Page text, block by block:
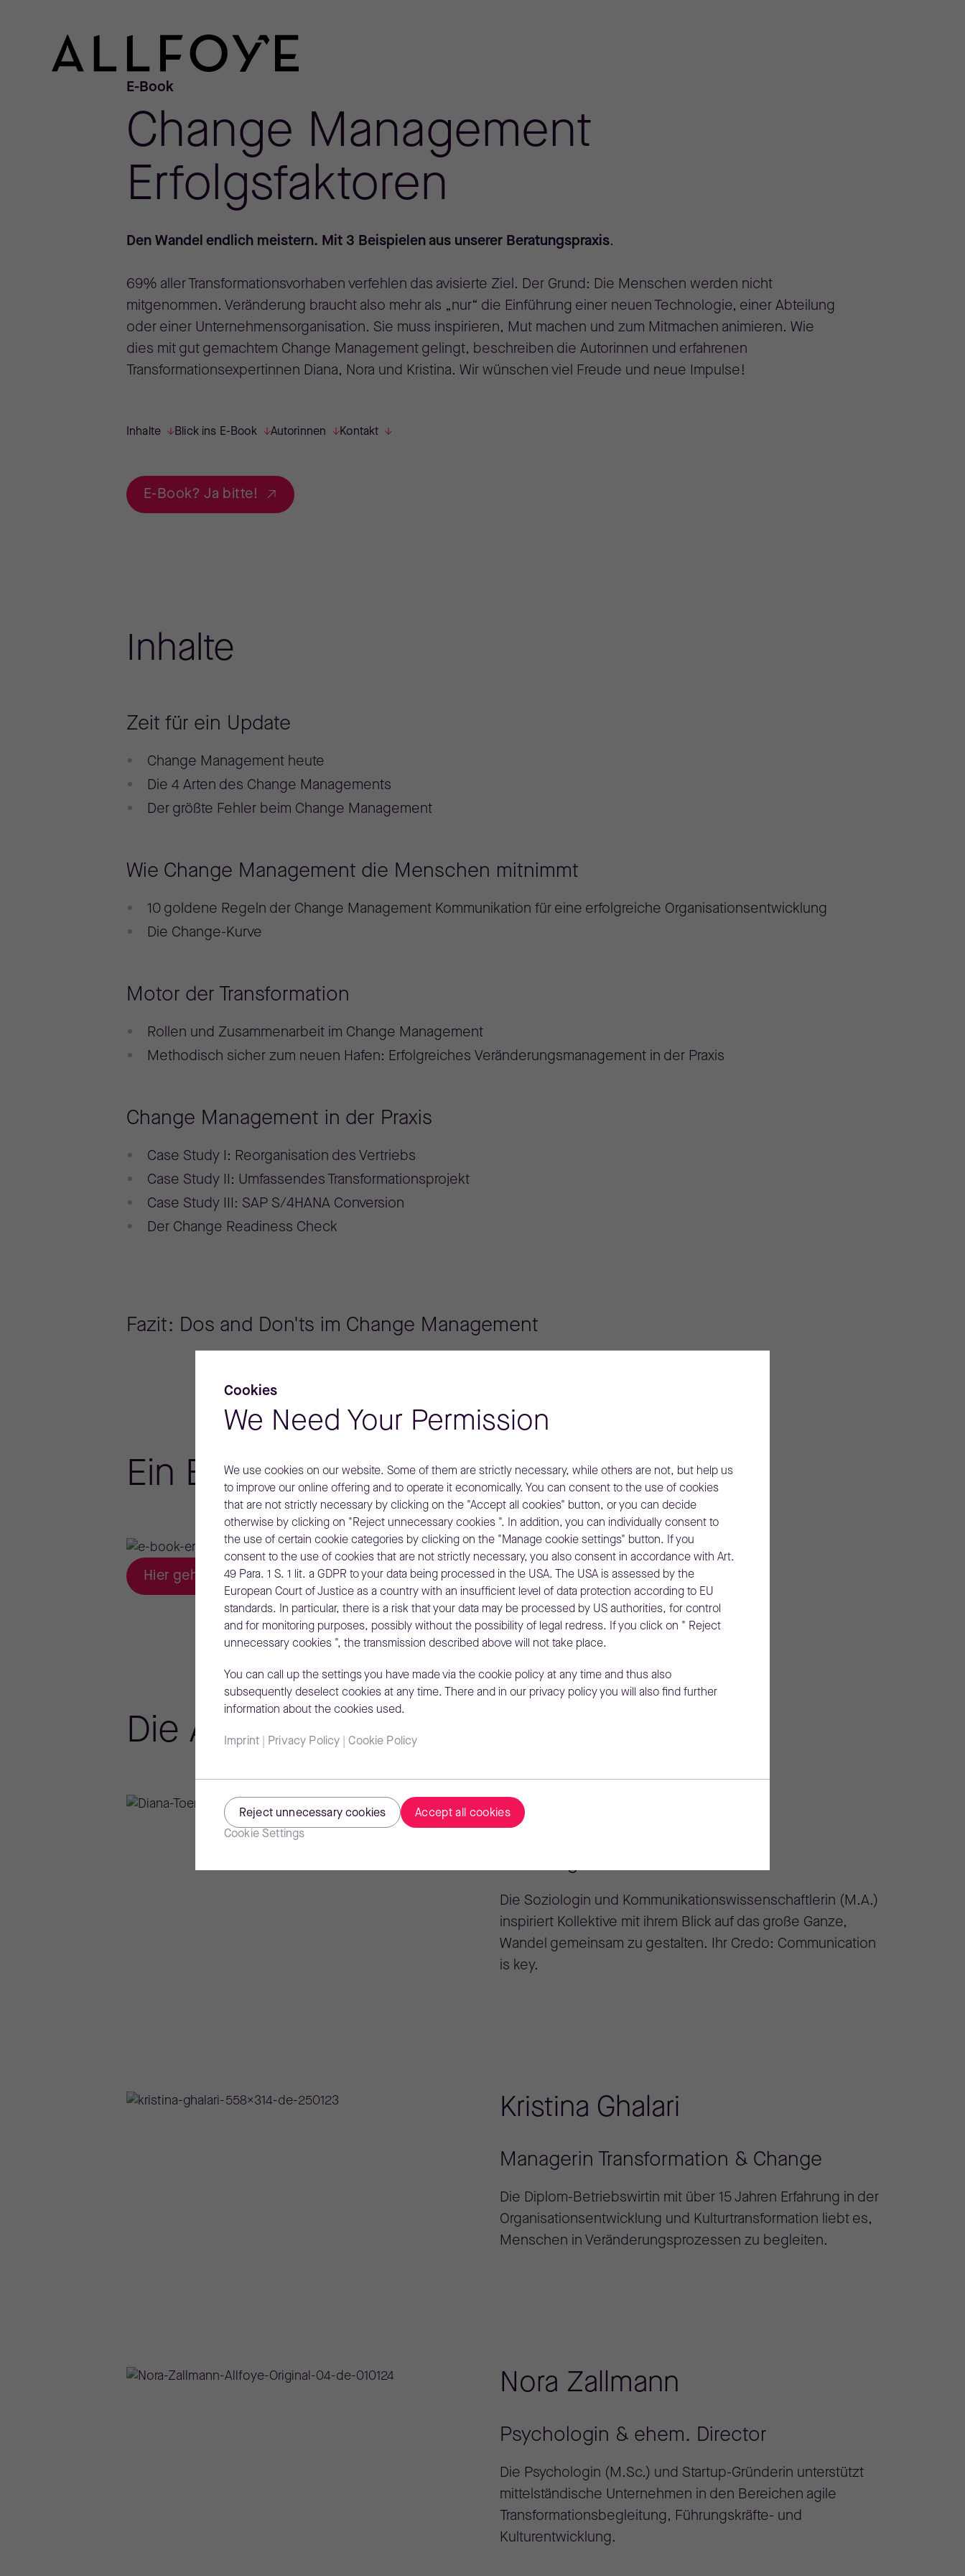
E-Book
Change Management
Erfolgsfaktoren
Den Wandel endlich meistern. Mit 3 Beispielen aus unserer Beratungspraxis.
69% aller Transformationsvorhaben verfehlen das avisierte Ziel. Der Grund: Die Menschen werden nicht
mitgenommen. Veränderung braucht also mehr als „nur“ die Einführung einer neuen Technologie, einer Abteilung
oder einer Unternehmensorganisation. Sie muss inspirieren, Mut machen und zum Mitmachen animieren. Wie
dies mit gut gemachtem Change Management gelingt, beschreiben die Autorinnen und erfahrenen
Transformationsexpertinnen Diana, Nora und Kristina. Wir wünschen viel Freude und neue Impulse!
Inhalte Blick ins E-Book Autorinnen Kontakt
E-Book? Ja bitte!
Inhalte
Zeit für ein Update
Change Management heute
Die 4 Arten des Change Managements
Der größte Fehler beim Change Management
Wie Change Management die Menschen mitnimmt
10 goldene Regeln der Change Management Kommunikation für eine erfolgreiche Organisationsentwicklung
Die Change-Kurve
Motor der Transformation
Rollen und Zusammenarbeit im Change Management
Methodisch sicher zum neuen Hafen: Erfolgreiches Veränderungsmanagement in der Praxis
Change Management in der Praxis
Case Study I: Reorganisation des Vertriebs
Case Study II: Umfassendes Transformationsprojekt
Case Study III: SAP S/4HANA Conversion
Der Change Readiness Check
Fazit: Dos and Don'ts im Change Management
Ein Blick ins E-Book
Hier geht's zur Vorschau der ersten Seiten (pdf)
Die Autorinnen
Diana Tönsmann
Die Soziologin und Kommunikationswissenschaftlerin (M.A.)
inspiriert Kollektive mit ihrem Blick auf das große Ganze,
Wandel gemeinsam zu gestalten. Ihr Credo: Communication
is key.
Kristina Ghalari
Managerin Transformation & Change
Die Diplom-Betriebswirtin mit über 15 Jahren Erfahrung in der
Organisationsentwicklung und Kulturtransformation liebt es,
Menschen in Veränderungsprozessen zu begleiten.
Nora Zallmann
Psychologin & ehem. Director
Die Psychologin (M.Sc.) und Startup-Gründerin unterstützt
mittelständische Unternehmen in den Bereichen agile
Transformationsbegleitung, Führungskräfte- und
Kulturentwicklung.
Cookies
We Need Your Permission
We use cookies on our website. Some of them are strictly necessary, while others are not, but help us
to improve our online offering and to operate it economically. You can consent to the use of cookies
that are not strictly necessary by clicking on the "Accept all cookies" button, or you can decide
otherwise by clicking on "Reject unnecessary cookies ". In addition, you can individually consent to
the use of certain cookie categories by clicking on the "Manage cookie settings" button. If you
consent to the use of cookies that are not strictly necessary, you also consent in accordance with Art.
49 Para. 1 S. 1 lit. a GDPR to your data being processed in the USA. The USA is assessed by the
European Court of Justice as a country with an insufficient level of data protection according to EU
standards. In particular, there is a risk that your data may be processed by US authorities, for control
and for monitoring purposes, possibly without the possibility of legal redress. If you click on " Reject
unnecessary cookies ", the transmission described above will not take place.
You can call up the settings you have made via the cookie policy at any time and thus also
subsequently deselect cookies at any time. There and in our privacy policy you will also find further
information about the cookies used.
Imprint Privacy Policy |Cookie Policy
Cookie Settings
Reject unnecessary cookies Accept all cookies